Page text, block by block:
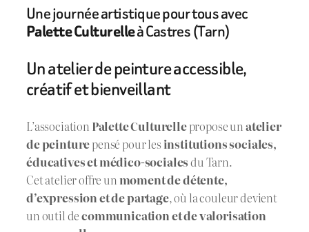
Une journée artistique pour tous avec
Palette Culturelleà Castres (Tarn)
Un atelier de peinture accessible,
créatif et bienveillant
L’association Palette Culturellepropose unatelier
de peinturepensé pour lesinstitutions sociales,
éducatives et médico-socialesdu Tarn.
Cet atelier offre un moment de détente,
d’expression et de partage, où la couleur devient
un outil decommunication et de valorisation